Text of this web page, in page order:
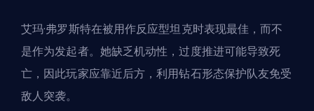
艾玛·弗罗斯特在被用作反应型坦克时表现最佳，而不
是作为发起者。她缺乏机动性，过度推进可能导致死
亡，因此玩家应靠近后方，利用钻石形态保护队友免受
敌人突袭。